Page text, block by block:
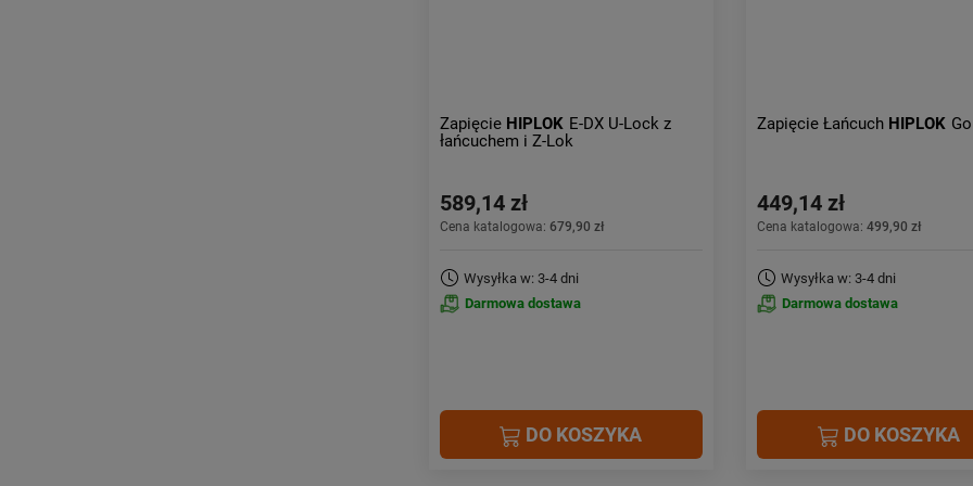
Zapięcie HIPLOK E-DX U-Lock z
łańcuchem i Z-Lok
589,14 zł
Cena katalogowa: 679,90 zł
Wysyłka w: 3-4 dni
Darmowa dostawa
DO KOSZYKA
Zapięcie Łańcuch HIPLOK
449,14 zł
Cena katalogowa: 499,90 zł
Wysyłka w: 3-4 dni
Darmowa dostawa
DO KOSZYKA